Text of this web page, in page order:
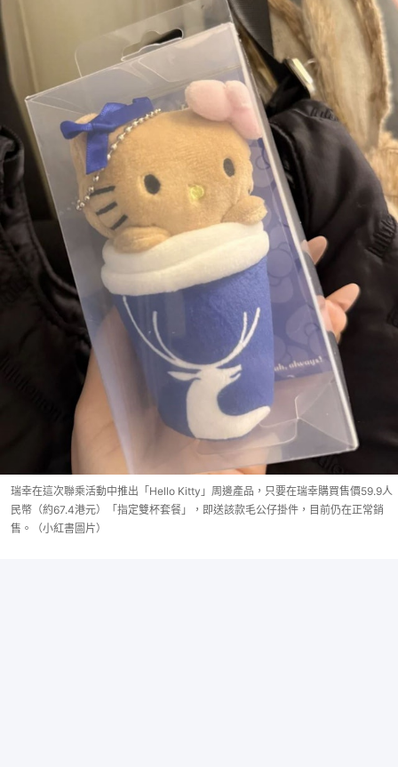
瑞幸在這次聯乘活動中推出「Hello Kitty」周邊產品，只要在瑞幸購買售價59.9人
民幣（約67.4港元）「指定雙杯套餐」，即送該款毛公仔掛件，目前仍在正常銷
售。（小紅書圖片）